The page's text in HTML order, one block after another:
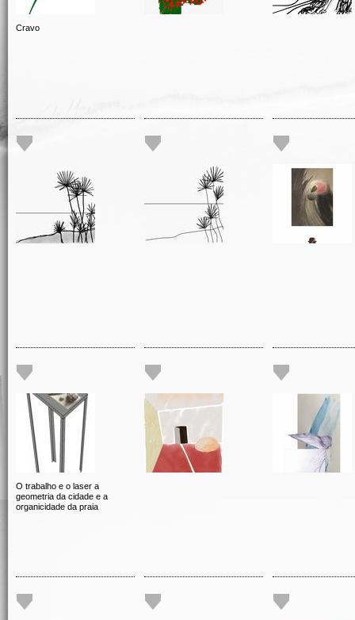
Cravo
O trabalho e o laser a
geometria da cidade e a
organicidade da praia